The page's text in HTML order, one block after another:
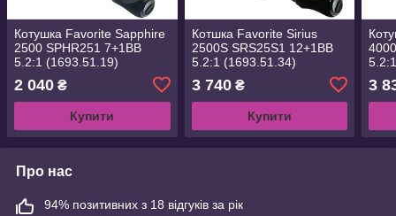
Котушка Favorite Sapphire
2500 SPHR251 7+1BB
5.2:1 (1693.51.19)
2 040 ₴
Купити
Котшка Favorite Sirius
2500S SRS25S1 12+1BB
5.2:1 (1693.51.34)
3 740₴
Купити
3
Про нас
94% позитивних з 18 відгуків за рік